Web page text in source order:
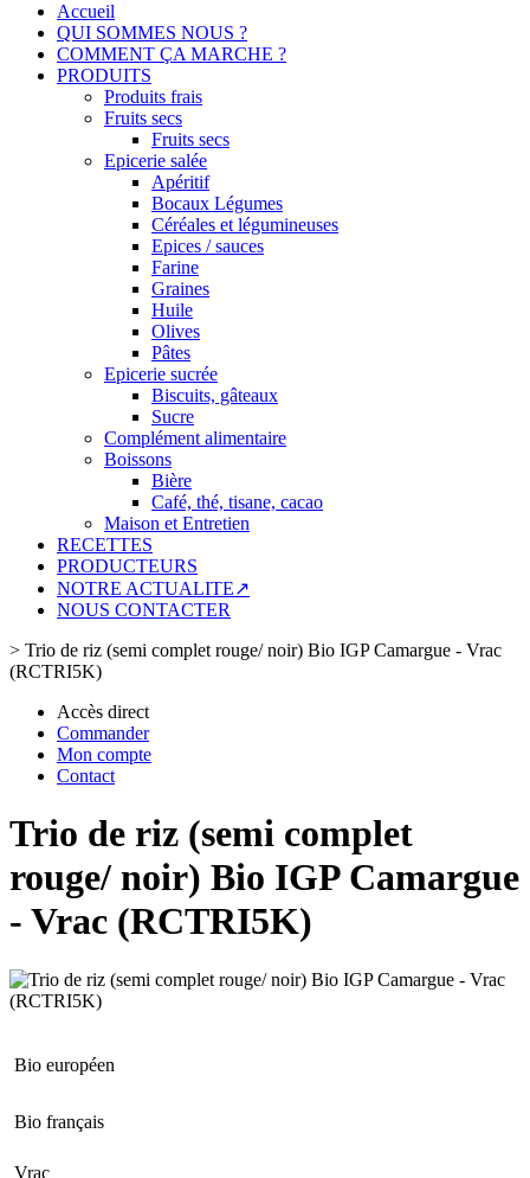
Accueil
QUI SOMMES NOUS ?
COMMENT ÇA MARCHE ?
PRODUITS
Produits frais
Fruits secs
Fruits secs
Epicerie salée
Apéritif
Bocaux Légumes
Céréales et légumineuses
Epices / sauces
Farine
Graines
Huile
Olives
Pâtes
Epicerie sucrée
Biscuits, gâteaux
Sucre
Complément alimentaire
Boissons
Bière
Café, thé, tisane, cacao
Maison et Entretien
RECETTES
PRODUCTEURS
NOTRE ACTUALITE↗
NOUS CONTACTER
> Trio de riz (semi complet rouge/ noir) Bio IGP Camargue - Vrac
(RCTRI5K)
Accès direct
Commander
Mon compte
Contact
Trio de riz (semi complet
rouge/ noir) Bio IGP Camargue
- Vrac (RCTRI5K)
Bio européen
Bio français
Vrac